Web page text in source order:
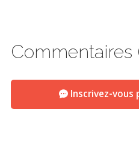
Commentaires
Inscrivez-vous